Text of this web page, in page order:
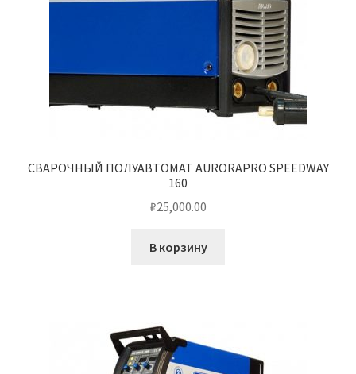
СВАРОЧНЫЙ ПОЛУАВТОМАТ AURORAPRO SPEEDWAY
160
₽25,000.00
В корзину